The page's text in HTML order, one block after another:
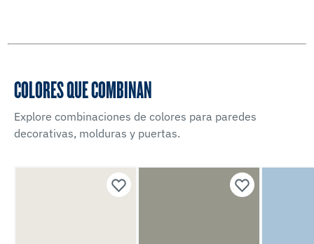
COLORES QUE COMBINAN
Explore combinaciones de colores para paredes
decorativas, molduras y puertas.